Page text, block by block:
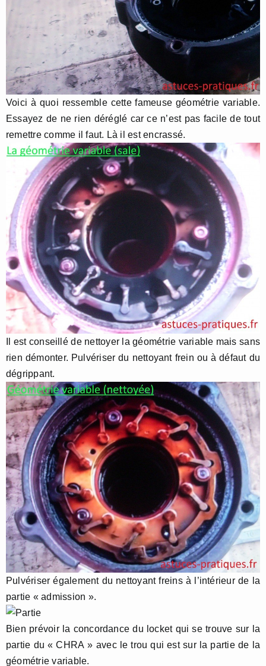
Voici à quoi ressemble cette fameuse géométrie variable.
Essayez de ne rien déréglé car ce n’est pas facile de tout
remettre comme il faut. Là il est encrassé.
Il est conseillé de nettoyer la géométrie variable mais sans
rien démonter. Pulvériser du nettoyant frein ou à défaut du
dégrippant.
Pulvériser également du nettoyant freins à l’intérieur de la
partie « admission ».
Bien prévoir la concordance du locket qui se trouve sur la
partie du « CHRA » avec le trou qui est sur la partie de la
géométrie variable.